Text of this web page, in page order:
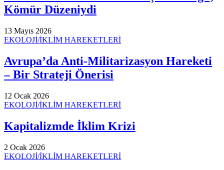
Kömür Düzeniydi
13 Mayıs 2026
EKOLOJİ/İKLİM HAREKETLERİ
Avrupa’da Anti-Militarizasyon Hareketi
– Bir Strateji Önerisi
12 Ocak 2026
EKOLOJİ/İKLİM HAREKETLERİ
Kapitalizmde İklim Krizi
2 Ocak 2026
EKOLOJİ/İKLİM HAREKETLERİ